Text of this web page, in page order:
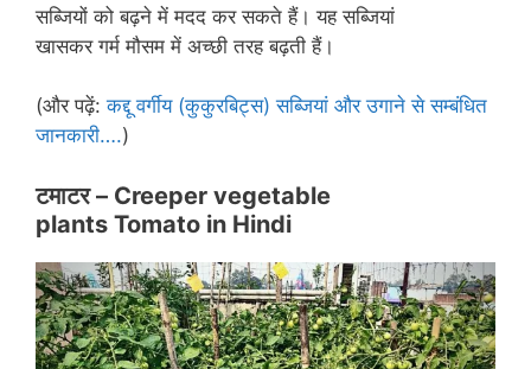
सब्जियों को बढ़ने में मदद कर सकते हैं। यह सब्जियां
खासकर गर्म मौसम में अच्छी तरह बढ़ती हैं।
(और पढ़ें:कद्दू वर्गीय (कुकुरबिट्स) सब्जियां और उगाने से सम्बंधित
जानकारी….)
टमाटर – Creeper vegetable
plants Tomato in Hindi